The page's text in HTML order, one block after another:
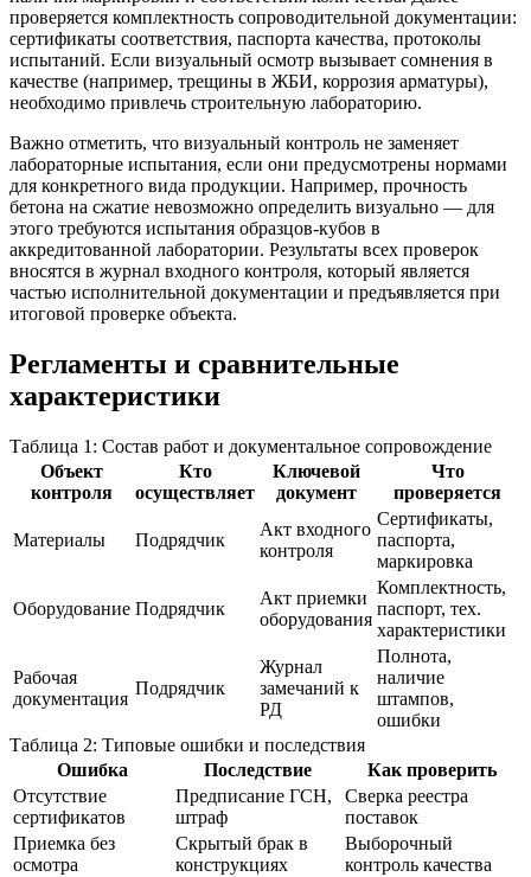
проверяется комплектность сопроводительной документации:
сертификаты соответствия, паспорта качества, протоколы
испытаний. Если визуальный осмотр вызывает сомнения в
качестве (например, трещины в ЖБИ, коррозия арматуры),
необходимо привлечь строительную лабораторию.
Важно отметить, что визуальный контроль не заменяет
лабораторные испытания, если они предусмотрены нормами
для конкретного вида продукции. Например, прочность
бетона на сжатие невозможно определить визуально — для
этого требуются испытания образцов-кубов в
аккредитованной лаборатории. Результаты всех проверок
вносятся в журнал входного контроля, который является
частью исполнительной документации и предъявляется при
итоговой проверке объекта.
Регламенты и сравнительные
характеристики
Таблица 1: Состав работ и документальное сопровождение
Объект
контроля
Кто
осуществляет
Ключевой
документ
Что
проверяется
Материалы Подрядчик
Акт входного
контроля
Сертификаты,
паспорта,
маркировка
Оборудование Подрядчик
Акт приемки
оборудования
Комплектность,
паспорт, тех.
характеристики
Рабочая
документация
Подрядчик
Журнал
замечаний к
РД
Полнота,
наличие
штампов,
ошибки
Таблица 2: Типовые ошибки и последствия
Ошибка
Последствие
Как проверить
Отсутствие
сертификатов
Предписание ГСН,
штраф
Сверка реестра
поставок
Приемка без
осмотра
Скрытый брак в
конструкциях
Выборочный
контроль качества